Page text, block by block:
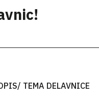
TEMA DELAVNICE